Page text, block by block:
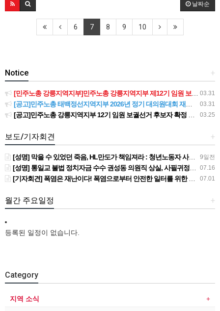
날짜순
6 7 8 9 10
+
Notice
03.31
[민주노총 강릉지역지부]민주노총 강릉지역지부 제12기 임원 보궐선거결과 공고
03.31
[공고]민주노총 태백정선지역지부 2026년 정기 대의원대회 재소집 건
03.25
[공고]민주노총 강릉지역지부 12기 임원 보궐선거 후보자 확정 공고
+
보도/기자회견
9일전
[성명] 막을 수 있었던 죽음, HL만도가 책임져라 : 청년노동자 사망사고의 철저한 진상규명과 재발방지 대책 마련하라
07.16
[성명] 통일교 불법 정치자금 수수 권성동 의원직 상실, 사필귀정이다
07.01
[기자회견] 폭염은 재난이다! 폭염으로부터 안전한 일터를 위한 민주노총 강원지역본부 폭염감시단 선포 기자회견
+
월간 주요일정
등록된 일정이 없습니다.
Category
지역 소식